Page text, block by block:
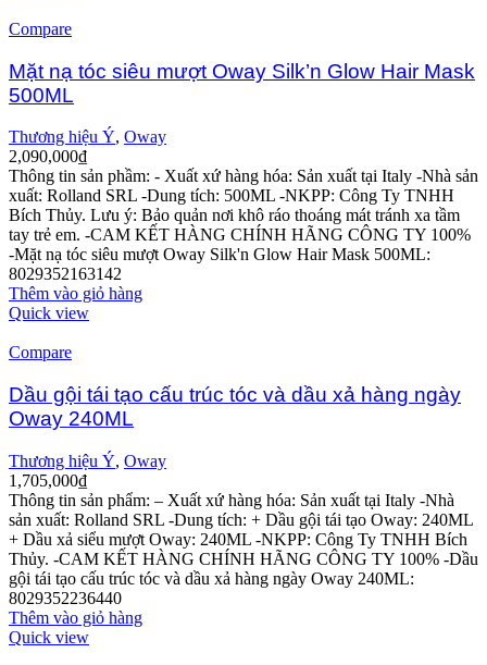
Compare
Mặt nạ tóc siêu mượt Oway Silk’n Glow Hair Mask
500ML
Thương hiệu Ý, Oway
2,090,000₫
Thông tin sản phầm: - Xuất xứ hàng hóa: Sản xuất tại Italy -Nhà sản
xuất: Rolland SRL -Dung tích: 500ML -NKPP: Công Ty TNHH
Bích Thủy. Lưu ý: Bảo quản nơi khô ráo thoáng mát tránh xa tầm
tay trẻ em. -CAM KẾT HÀNG CHÍNH HÃNG CÔNG TY 100%
-Mặt nạ tóc siêu mượt Oway Silk'n Glow Hair Mask 500ML:
8029352163142
Thêm vào giỏ hàng
Quick view
Compare
Dầu gội tái tạo cấu trúc tóc và dầu xả hàng ngày
Oway 240ML
Thương hiệu Ý, Oway
1,705,000₫
Thông tin sản phẩm: – Xuất xứ hàng hóa: Sản xuất tại Italy -Nhà
sản xuất: Rolland SRL -Dung tích: + Dầu gội tái tạo Oway: 240ML
+ Dầu xả siểu mượt Oway: 240ML -NKPP: Công Ty TNHH Bích
Thủy. -CAM KẾT HÀNG CHÍNH HÃNG CÔNG TY 100% -Dầu
gội tái tạo cấu trúc tóc và dầu xả hàng ngày Oway 240ML:
8029352236440
Thêm vào giỏ hàng
Quick view